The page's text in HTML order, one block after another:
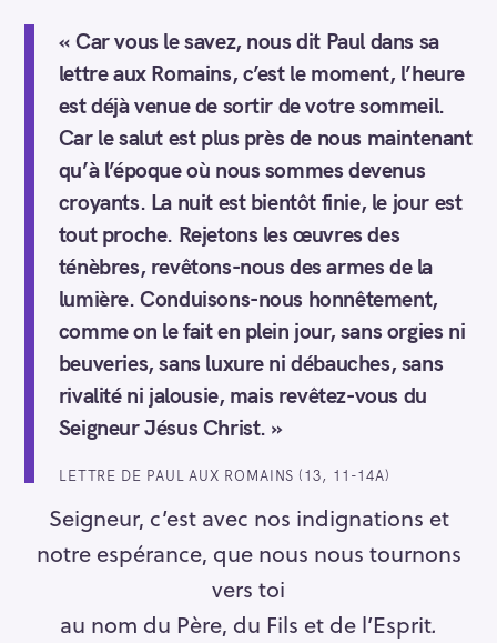
« Car vous le savez, nous dit Paul dans sa
lettre aux Romains, c’est le moment, l’heure
est déjà venue de sortir de votre sommeil.
Car le salut est plus près de nous maintenant
qu’à l’époque où nous sommes devenus
croyants. La nuit est bientôt finie, le jour est
tout proche. Rejetons les œuvres des
ténèbres, revêtons-nous des armes de la
lumière. Conduisons-nous honnêtement,
comme on le fait en plein jour, sans orgies ni
beuveries, sans luxure ni débauches, sans
rivalité ni jalousie, mais revêtez-vous du
Seigneur Jésus Christ. »
LETTRE DE PAUL AUX ROMAINS (13, 11-14A)
Seigneur, c’est avec nos indignations et
notre espérance, que nous nous tournons
vers toi
au nom du Père, du Fils et de l’Esprit.